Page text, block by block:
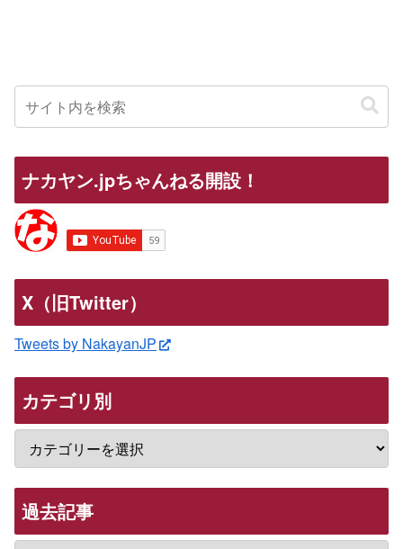
ナカヤン.jpちゃんねる開設！
X（旧Twitter）
Tweets by NakayanJP
カテゴリ別
過去記事